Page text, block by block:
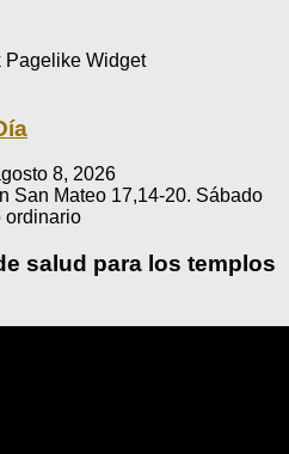
8, 2026
San Mateo 17,14-20. Sábado
ordinario
salud para los templos